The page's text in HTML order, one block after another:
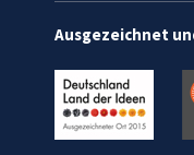
Ausgezeichnet